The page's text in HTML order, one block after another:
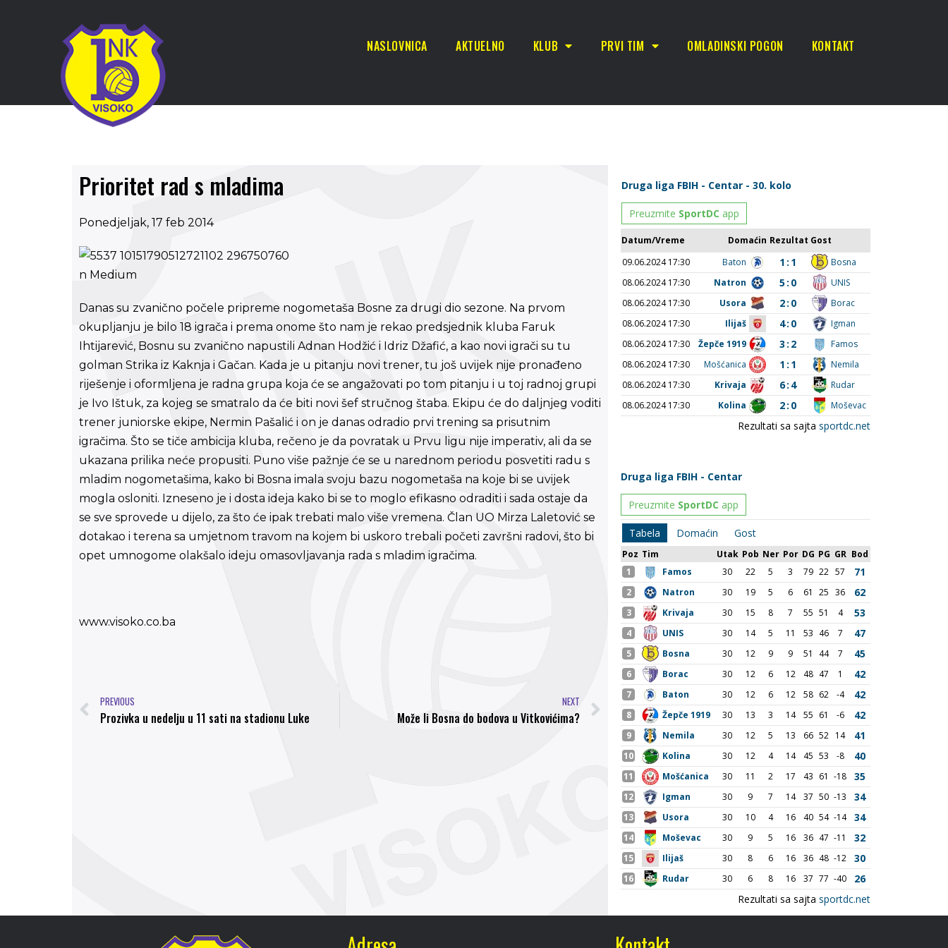
NASLOVNICA AKTUELNO KLUB PRVI TIM OMLADINSKI POGON KONTAKT
Prioritet rad s mladima
Ponedjeljak, 17 feb 2014
Danas su zvanično počele pripreme nogometaša Bosne za drugi dio sezone. Na prvom
okupljanju je bilo 18 igrača i prema onome što nam je rekao predsjednik kluba Faruk
Ihtijarević, Bosnu su zvanično napustili Adnan Hodžić i Idriz Džafić, a kao novi igrači su tu
golman Strika iz Kaknja i Gačan. Kada je u pitanju novi trener, tu još uvijek nije pronađeno
riješenje i oformljena je radna grupa koja će se angažovati po tom pitanju i u toj radnoj grupi
je Ivo Ištuk, za kojeg se smatralo da će biti novi šef stručnog štaba. Ekipu će do daljnjeg voditi
trener juniorske ekipe, Nermin Pašalić i on je danas odradio prvi trening sa prisutnim
igračima. Što se tiče ambicija kluba, rečeno je da povratak u Prvu ligu nije imperativ, ali da se
ukazana prilika neće propusiti. Puno više pažnje će se u narednom periodu posvetiti radu s
mladim nogometašima, kako bi Bosna imala svoju bazu nogometaša na koje bi se uvijek
mogla osloniti. Izneseno je i dosta ideja kako bi se to moglo efikasno odraditi i sada ostaje da
se sve sprovede u dijelo, za što će ipak trebati malo više vremena. Član UO Mirza Laletović se
dotakao i terena sa umjetnom travom na kojem bi uskoro trebali početi završni radovi, što bi
opet umnogome olakšalo ideju omasovljavanja rada s mladim igračima.
www.visoko.co.ba
PREVIOUS
Prozivka u nedelju u 11 sati na stadionu Luke
NEXT
Može li Bosna do bodova u Vitkovićima?